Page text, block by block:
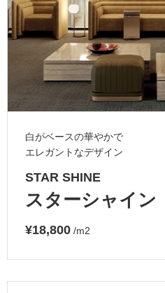
メンテナンス・施工材
ミラタップチャンネル
白がベースの華やかで
エレガントなデザイン
STAR SHINE
スターシャイン
¥18,800 /m2